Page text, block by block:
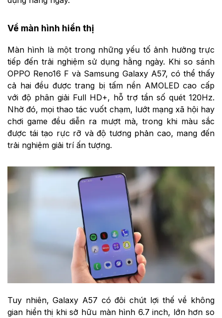
Về màn hình hiển thị
Màn hình là một trong những yếu tố ảnh hưởng trực
tiếp đến trải nghiệm sử dụng hằng ngày. Khi so sánh
OPPO Reno16 F và Samsung Galaxy A57, có thể thấy
cả hai đều được trang bị tấm nền AMOLED cao cấp
với độ phân giải Full HD+, hỗ trợ tần số quét 120Hz.
Nhờ đó, mọi thao tác vuốt chạm, lướt mạng xã hội hay
chơi game đều diễn ra mượt mà, trong khi màu sắc
được tái tạo rực rỡ và độ tương phản cao, mang đến
trải nghiệm giải trí ấn tượng.
Tuy nhiên, Galaxy A57 có đôi chút lợi thế về không
gian hiển thị khi sở hữu màn hình 6.7 inch, lớn hơn so